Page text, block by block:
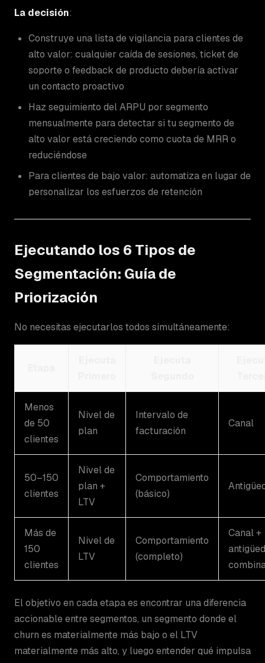
La decisión:
Construye una lista de vigilancia para clientes de
alto valor: cualquier caída de sesiones, ticket de
soporte o feedback de producto debería activar
un contacto proactivo
Haz seguimiento del ARPU por segmento
mensualmente para detectar si tu segmento de
alto valor está creciendo como cuota de MRR o
reduciéndose
Para clientes de bajo valor: automatiza en lugar de
personalizar los esfuerzos de retención
Ejecutando los 6 Tipos de
Segmentación: Guía de
Priorización
No necesitas ejecutarlos todos simultáneamente:
Menos
de 50
clientes
Nivel de
plan
Intervalo de
facturación
Canal
50–150
clientes
Nivel de
plan +
LTV
Comportamiento
(básico)
Más de
150
clientes
Nivel de
LTV
Comportamiento
(completo)
Canal +
El objetivo en cada etapa es encontrar una diferencia
accionable entre segmentos, un segmento donde el
churn es materialmente más bajo o el LTV
materialmente más alto, y luego entender qué impulsa